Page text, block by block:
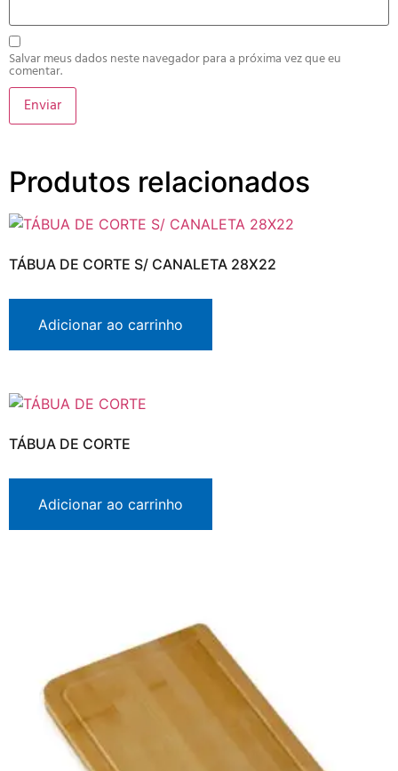
Salvar meus dados neste navegador para a próxima vez que eu
comentar.
Produtos relacionados
TÁBUA DE CORTE S/ CANALETA 28X22
Adicionar ao carrinho
TÁBUA DE CORTE
Adicionar ao carrinho